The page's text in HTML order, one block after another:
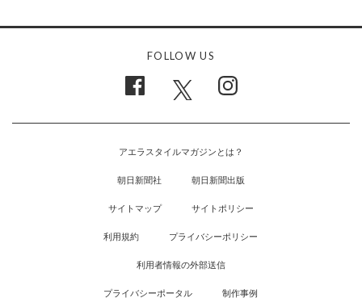
FOLLOW US
アエラスタイルマガジンとは？
朝日新聞社 朝日新聞出版
サイトマップ サイトポリシー
利用規約 プライバシーポリシー
利用者情報の外部送信
プライバシーポータル 制作事例